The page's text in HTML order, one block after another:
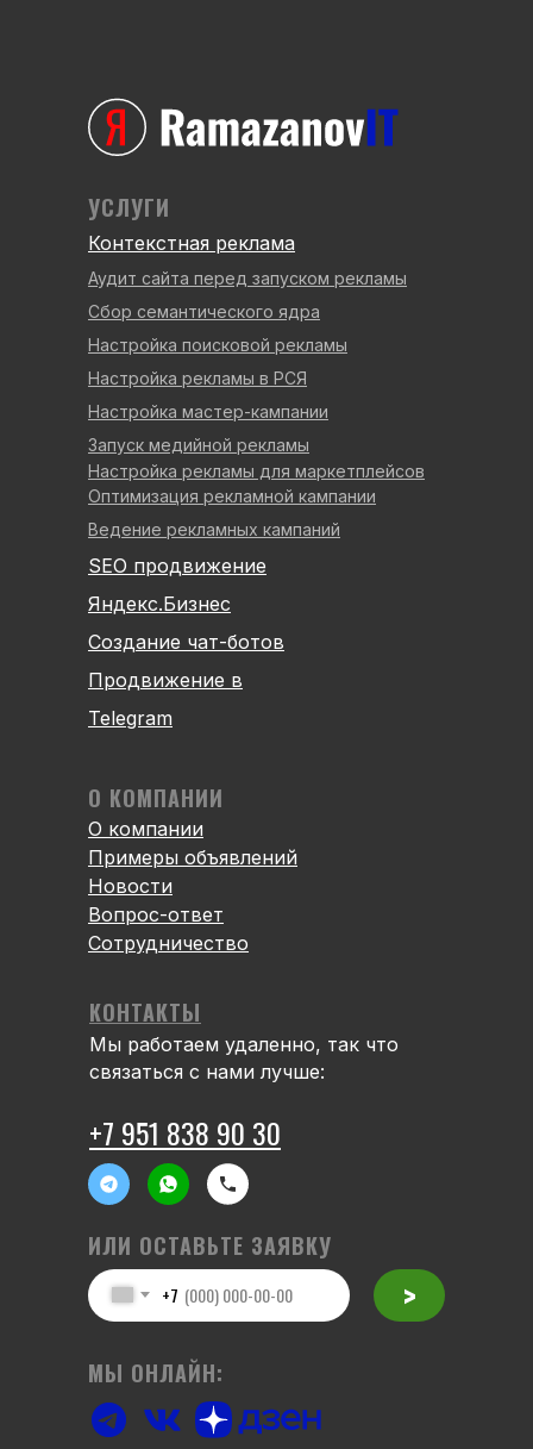
УСЛУГИ
Контекстная реклама
Аудит сайта перед запуском рекламы
Сбор семантического ядра
Настройка поисковой рекламы
Настройка рекламы в РСЯ
Настройка мастер-кампании
Запуск медийной рекламы
Настройка рекламы для маркетплейсов
Оптимизация рекламной кампании
Ведение рекламных кампаний
SEO продвижение
Яндекс.Бизнес
Создание чат-ботов
Продвижение в
Telegram
О КОМПАНИИ
О компании
Примеры объявлений
Новости
Вопрос-ответ
Сотрудничество
+7 >
ИЛИ ОСТАВЬТЕ ЗАЯВКУ
МЫ ОНЛАЙН:
КОНТАКТЫ
Мы работаем удаленно, так что
связаться с нами лучше:
+7 951 838 90 30